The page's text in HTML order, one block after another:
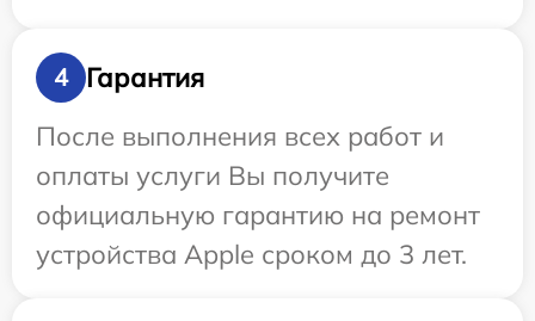
4
Гарантия
После выполнения всех работ и
оплаты услуги Вы получите
официальную гарантию на ремонт
устройства Apple сроком до 3 лет.